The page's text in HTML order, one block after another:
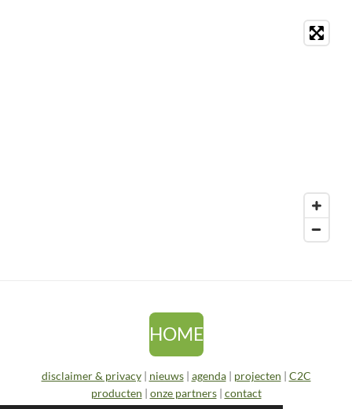
HOME
disclaimer & privacy| nieuws| agenda| projecten | C2C
producten | onze partners| contact